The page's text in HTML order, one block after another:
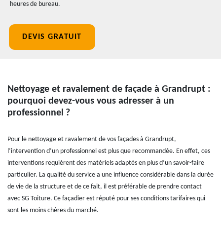
heures de bureau.
DEVIS GRATUIT
Nettoyage et ravalement de façade à Grandrupt :
pourquoi devez-vous vous adresser à un
professionnel ?
Pour le nettoyage et ravalement de vos façades à Grandrupt,
l’intervention d’un professionnel est plus que recommandée. En effet, ces
interventions requièrent des matériels adaptés en plus d’un savoir-faire
particulier. La qualité du service a une influence considérable dans la durée
de vie de la structure et de ce fait, il est préférable de prendre contact
avec SG Toiture. Ce façadier est réputé pour ses conditions tarifaires qui
sont les moins chères du marché.